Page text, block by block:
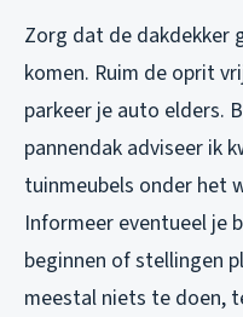
Zorg dat de dakdekker
komen. Ruim de oprit
parkeer je auto elders.
pannendak adviseer ik
tuinmeubels onder het
Informeer eventueel je
beginnen of stellingen
meestal niets te doen,